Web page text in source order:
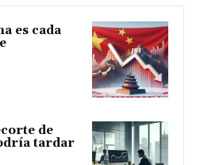
es cada
de
tardar